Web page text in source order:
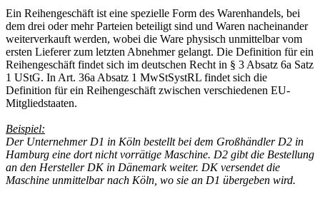
Ein Reihengeschäft ist eine spezielle Form des Warenhandels, bei
dem drei oder mehr Parteien beteiligt sind und Waren nacheinander
weiterverkauft werden, wobei die Ware physisch unmittelbar vom
ersten Lieferer zum letzten Abnehmer gelangt. Die Definition für ein
Reihengeschäft findet sich im deutschen Recht in § 3 Absatz 6a Satz
1 UStG. In Art. 36a Absatz 1 MwStSystRL findet sich die
Definition für ein Reihengeschäft zwischen verschiedenen EU-
Mitgliedstaaten.
Beispiel:
Der Unternehmer D1 in Köln bestellt bei dem Großhändler D2 in
Hamburg eine dort nicht vorrätige Maschine. D2 gibt die Bestellung
an den Hersteller DK in Dänemark weiter. DK versendet die
Maschine unmittelbar nach Köln, wo sie an D1 übergeben wird.